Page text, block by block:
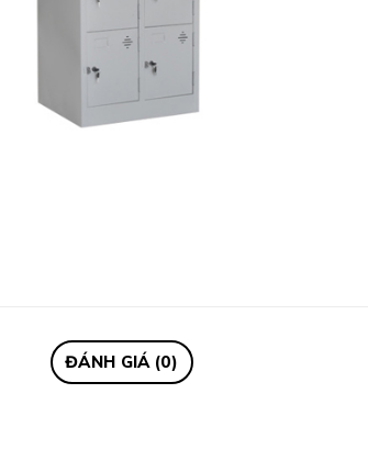
ĐÁNH GIÁ (0)